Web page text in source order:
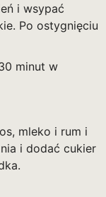
i wsypać
Po ostygnięciu
minut w
mleko i rum i
i dodać cukier